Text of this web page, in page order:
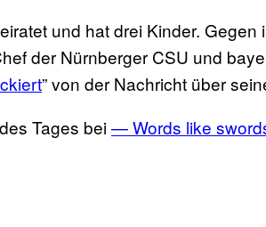
und hat drei Kinder.
der Nürnberger CSU und
” von der Nachricht über
Tages bei— Words like